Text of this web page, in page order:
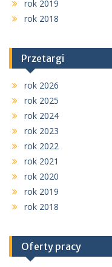
rok 2019
rok 2018
Przetargi
rok 2026
rok 2025
rok 2024
rok 2023
rok 2022
rok 2021
rok 2020
rok 2019
rok 2018
Oferty pracy